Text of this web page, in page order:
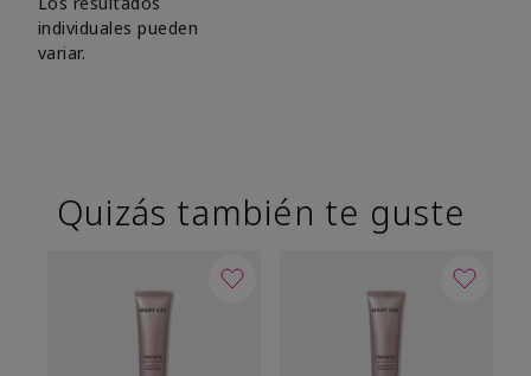
individuales pueden
variar.
Quizás también te guste